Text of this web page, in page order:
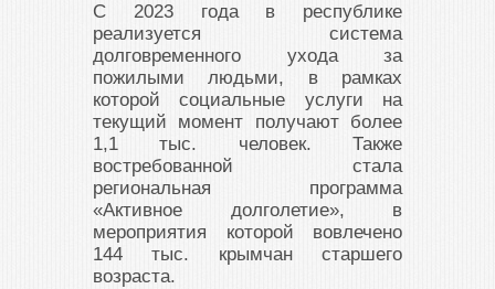
С 2023 года в республике
реализуется система
долговременного ухода за
пожилыми людьми, в рамках
которой социальные услуги на
текущий момент получают более
1,1 тыс. человек. Также
востребованной стала
региональная программа
«Активное долголетие», в
мероприятия которой вовлечено
144 тыс. крымчан старшего
возраста.